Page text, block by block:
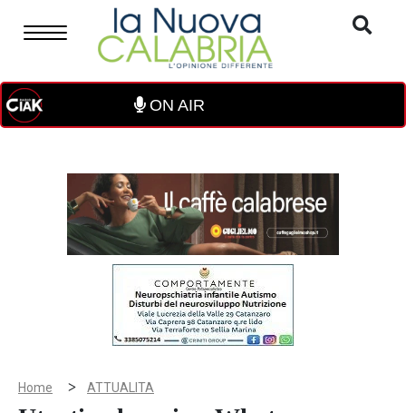
ON AIR
Home > ATTUALITA